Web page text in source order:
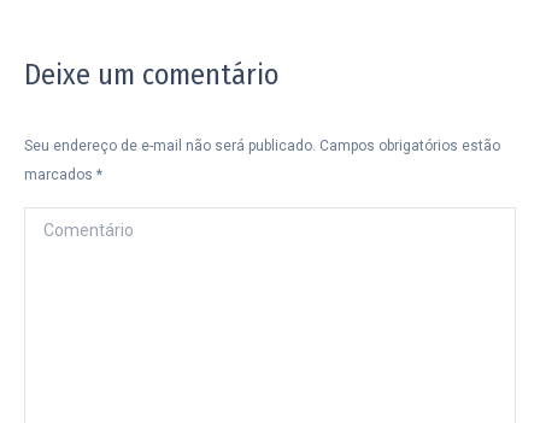
Deixe um comentário
Seu endereço de e-mail não será publicado. Campos obrigatórios estão
marcados *
Comentário